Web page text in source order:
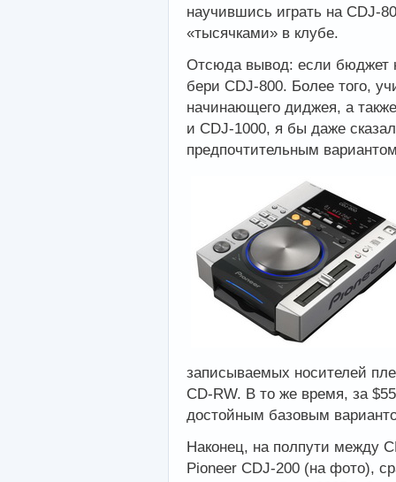
научившись играть на CDJ-
«тысячками» в клубе.
Отсюда вывод: если бюджет
бери CDJ-800. Более того,
начинающего диджея, а
и CDJ-1000, я бы даже
предпочтительным
записываемых носителей
CD-RW. В то же время, за
достойным базовым
Наконец, на полпути между
Pioneer CDJ-200 (на фото),